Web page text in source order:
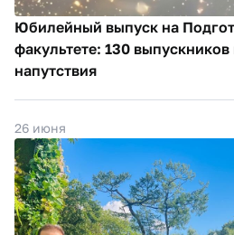
Юбилейный выпуск на
факультете: 130
напутствия
26 июня